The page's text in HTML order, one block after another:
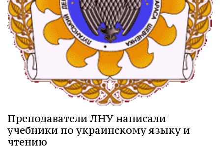
Преподаватели ЛНУ написали
учебники по украинскому языку и
чтению